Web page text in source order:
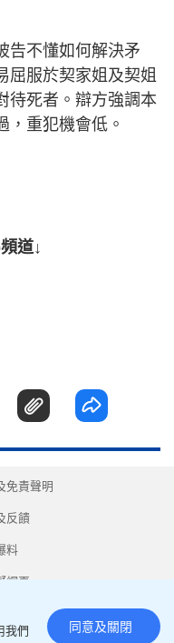
告不懂如何解決矛
屈服於契家姐及契姐
待死者。辯方強調本
，重犯機會低。
道↓
免責聲明
反饋
料
網頁
我們
同意及關閉